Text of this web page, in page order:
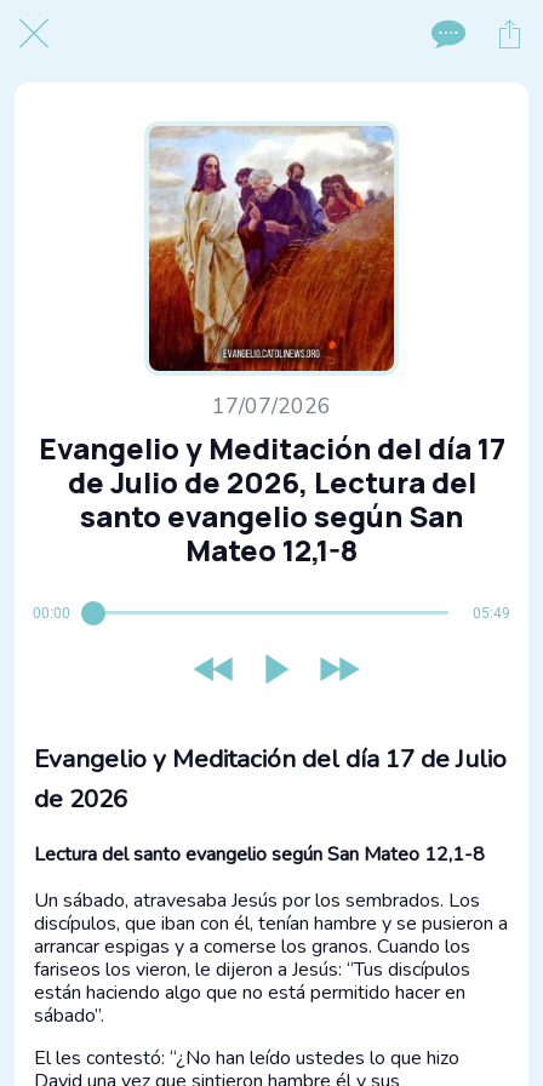
17/07/2026
Evangelio y Meditación del día 17
de Julio de 2026, Lectura del
santo evangelio según San
Mateo 12,1-8
00:00 05:49
Evangelio y Meditación del día 17 de Julio
de 2026
Lectura del santo evangelio según San Mateo 12,1-8
Un sábado, atravesaba Jesús por los sembrados. Los
discípulos, que iban con él, tenían hambre y se pusieron a
arrancar espigas y a comerse los granos. Cuando los
fariseos los vieron, le dijeron a Jesús: “Tus discípulos
están haciendo algo que no está permitido hacer en
sábado”.
El les contestó: “¿No han leído ustedes lo que hizo